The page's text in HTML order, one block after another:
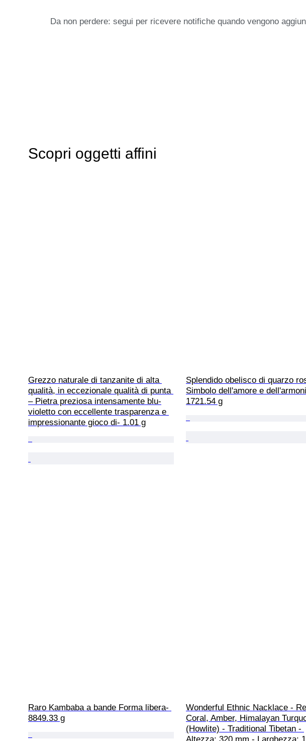
Da non perdere: segui per ricevere notifiche quando vengono
Scopri oggetti affini
Grezzo naturale di tanzanite di alta
qualità, in eccezionale qualità di punta
– Pietra preziosa intensamente blu-
violetto con eccellente trasparenza e
impressionante gioco di- 1.01 g
Splendido obelisco di quarzo
Simbolo dell'amore e
1721.54 g
Raro Kambaba a bande Forma libera-
8849.33 g
Wonderful Ethnic Nacklace -
Coral, Amber, Himalayan
(Howlite) - Traditional Tibetan -